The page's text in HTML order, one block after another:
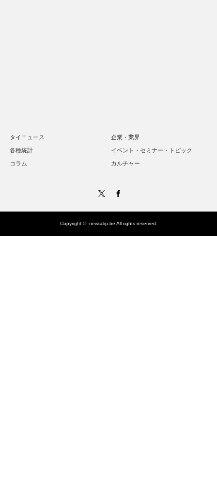
タイニュース
企業・業界
各種統計
イベント・セミナー・トピック
コラム
カルチャー
Copyright © newsclip.be All rights reserved.